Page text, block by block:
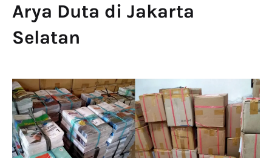
Arya Duta di Jakarta
Selatan